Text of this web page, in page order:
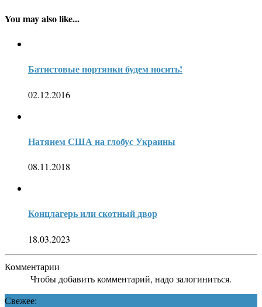
You may also like...
Батистовые портянки будем носить!
02.12.2016
Натянем США на глобус Украины
08.11.2018
Концлагерь или скотный двор
18.03.2023
Комментарии
Чтобы добавить комментарий, надо залогиниться.
Свежее: